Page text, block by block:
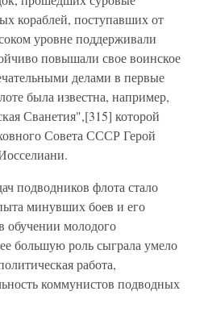
кораблей, поступавших от
уровне поддерживали
повышали свое воинское
делами в первые
была известна, например,
Сванетия",[315] которой
Совета СССР Герой
подводников флота стало
минувших боев и его
обучении молодого
большую роль сыграла умело
работа,
коммунистов подводных